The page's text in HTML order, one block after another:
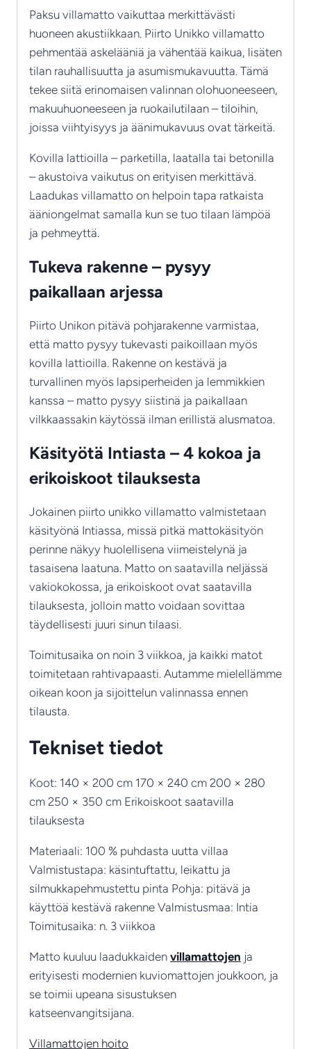
Paksu villamatto vaikuttaa merkittävästi
huoneen akustiikkaan. Piirto Unikko villamatto
pehmentää askelääniä ja vähentää kaikua, lisäten
tilan rauhallisuutta ja asumismukavuutta. Tämä
tekee siitä erinomaisen valinnan olohuoneeseen,
makuuhuoneeseen ja ruokailutilaan – tiloihin,
joissa viihtyisyys ja äänimukavuus ovat tärkeitä.
Kovilla lattioilla – parketilla, laatalla tai betonilla
– akustoiva vaikutus on erityisen merkittävä.
Laadukas villamatto on helpoin tapa ratkaista
ääniongelmat samalla kun se tuo tilaan lämpöä
ja pehmeyttä.
Tukeva rakenne – pysyy
paikallaan arjessa
Piirto Unikon pitävä pohjarakenne varmistaa,
että matto pysyy tukevasti paikoillaan myös
kovilla lattioilla. Rakenne on kestävä ja
turvallinen myös lapsiperheiden ja lemmikkien
kanssa – matto pysyy siistinä ja paikallaan
vilkkaassakin käytössä ilman erillistä alusmatoa.
Käsityötä Intiasta – 4 kokoa ja
erikoiskoot tilauksesta
Jokainen piirto unikko villamatto valmistetaan
käsityönä Intiassa, missä pitkä mattokäsityön
perinne näkyy huolellisena viimeistelynä ja
tasaisena laatuna. Matto on saatavilla neljässä
vakiokokossa, ja erikoiskoot ovat saatavilla
tilauksesta, jolloin matto voidaan sovittaa
täydellisesti juuri sinun tilaasi.
Toimitusaika on noin 3 viikkoa, ja kaikki matot
toimitetaan rahtivapaasti. Autamme mielellämme
oikean koon ja sijoittelun valinnassa ennen
tilausta.
Tekniset tiedot
Koot: 140 × 200 cm 170 × 240 cm 200 × 280
cm 250 × 350 cm Erikoiskoot saatavilla
tilauksesta
Materiaali: 100 % puhdasta uutta villaa
Valmistustapa: käsintuftattu, leikattu ja
silmukkapehmustettu pinta Pohja: pitävä ja
käyttöä kestävä rakenne Valmistusmaa: Intia
Toimitusaika: n. 3 viikkoa
Matto kuuluu laadukkaiden villamattojen ja
erityisesti modernien kuviomattojen joukkoon, ja
se toimii upeana sisustuksen
katseenvangitsijana.
Villamattojen hoito